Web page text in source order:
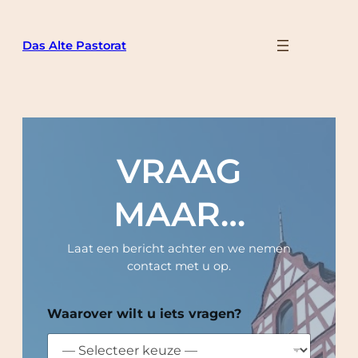
Das Alte Pastorat
VRAAG
MAAR…
Laat een bericht achter en we nemen
contact met u op.
Waarover wilt u iets vragen?